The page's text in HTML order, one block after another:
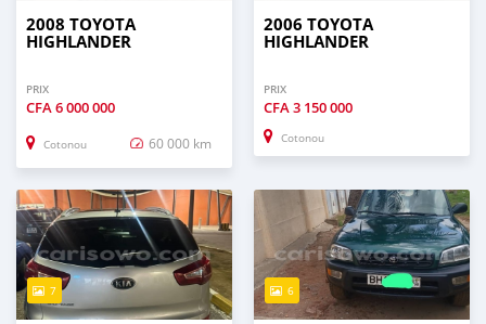
2008 TOYOTA
HIGHLANDER
PRIX
CFA6 000 000
Cotonou 60 000 km
2006 TOYOTA
HIGHLANDER
PRIX
CFA3 150 000
Cotonou
7 6